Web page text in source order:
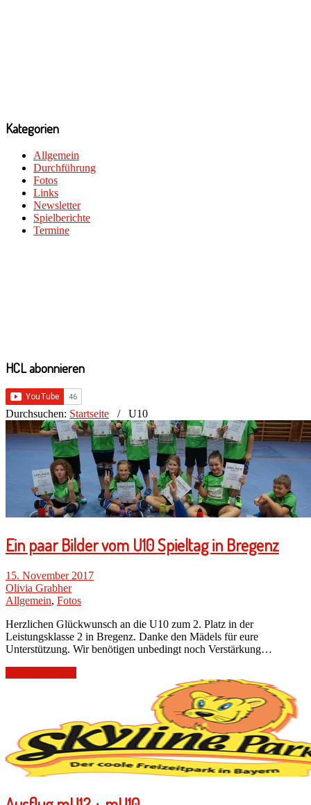
Kategorien
Allgemein
Durchführung
Fotos
Links
Newsletter
Spielberichte
Termine
HCL abonnieren
Durchsuchen: Startseite / U10
Ein paar Bilder vom U10 Spieltag in Bregenz
15. November 2017
Olivia Grabher
Allgemein, Fotos
Herzlichen Glückwunsch an die U10 zum 2. Platz in der
Leistungsklasse 2 in Bregenz. Danke den Mädels für eure
Unterstützung. Wir benötigen unbedingt noch Verstärkung…